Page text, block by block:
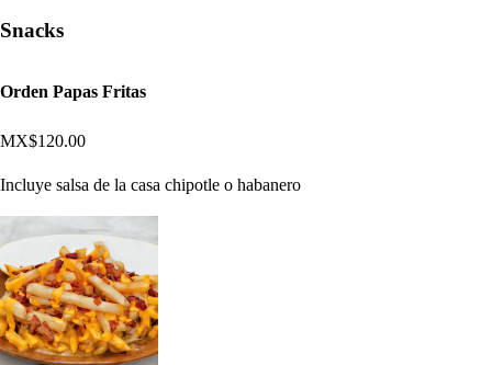
Snacks
Orden Papas Fritas
MX$120.00
Incluye salsa de la casa chipotle o habanero